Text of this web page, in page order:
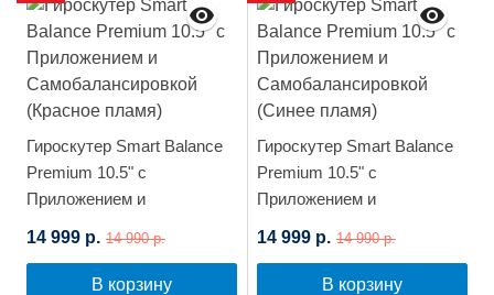
Гироскутер Smart Balance
Premium 10.5" с
Приложением и
(Красное пламя)
14 999 р. 14 990 р.
В корзину
Гироскутер Smart Balance
Premium 10.5" с
Приложением и
(Синее пламя)
14 999 р. 14 990 р.
В корзину